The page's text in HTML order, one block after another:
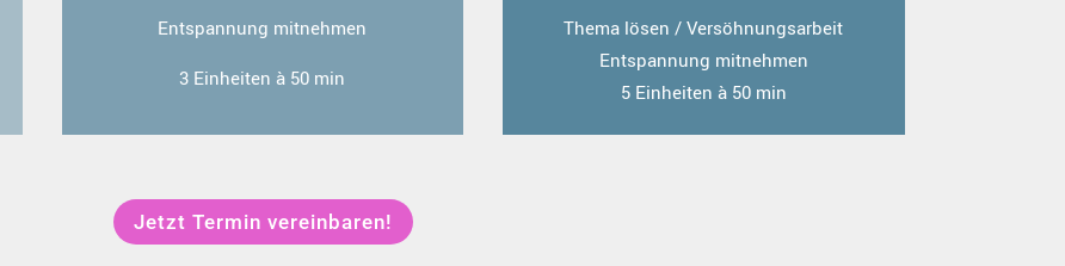
Entspannung mitnehmen
3 Einheiten à 50 min
Thema lösen / Versöhnungsarbeit
Entspannung mitnehmen
5 Einheiten à 50 min
Jetzt Termin vereinbaren!